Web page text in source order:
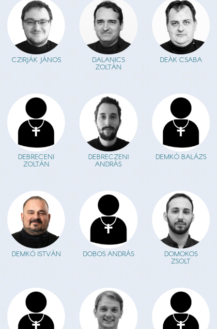
CZIRJÁK JÁNOS DALANICS
ZOLTÁN
DEÁK CSABA
DEBRECENI
ZOLTÁN
DEBRECZENI
ANDRÁS
DEMKÓ BALÁZS
DEMKÓ ISTVÁN DOBOS ANDRÁS DOMOKOS
ZSOLT